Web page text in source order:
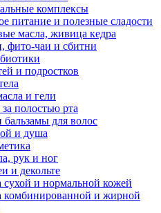
комплексы
питание и полезные сладости
масла, живица кедра
фито-чаи и сбитни
и подростков
и гели
полостью рта
для волос
и душа
рук и ног
и декольте
сухой и нормальной кожей
комбинированной и жирной